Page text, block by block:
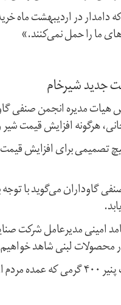
دامدار در اردیبهشت ماه
ما را حمل نمی‌کنند.»
جدید شیرخام
هرگونه افزایش قیمت شیر
برای افزایش قیمت